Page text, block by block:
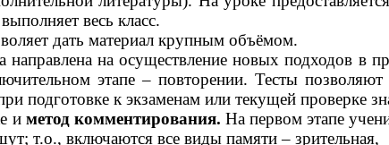
весь класс.
дать материал крупным объёмом.
направлена на осуществление новых подходов в
этапе – повторении. Тесты
подготовке к экзаменам или текущей проверке
и метод комментирования. На первом этапе
т.о., включаются все виды памяти –